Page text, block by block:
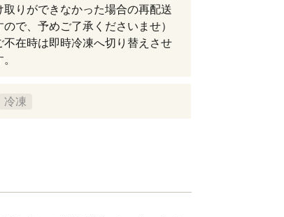
取りができなかった場合の再配送
で、予めご了承くださいませ）
在時は即時冷凍へ切り替えさせ
冷凍